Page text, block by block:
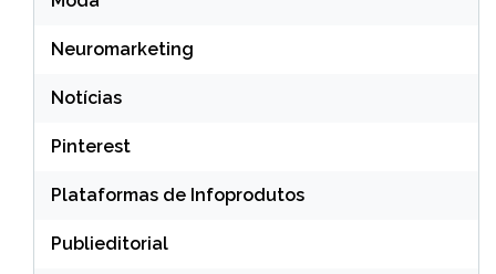
Neuromarketing
Notícias
Pinterest
Plataformas de Infoprodutos
Publieditorial